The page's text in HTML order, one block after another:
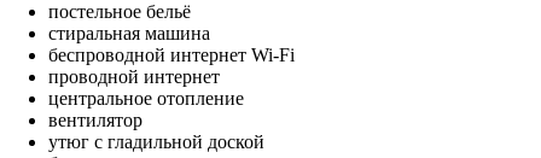
постельное бельё
стиральная машина
беспроводной интернет Wi-Fi
проводной интернет
центральное отопление
вентилятор
утюг с гладильной доской